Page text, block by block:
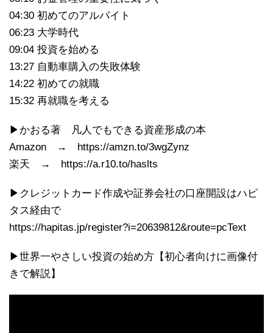
04:30 初めてのアルバイト
06:23 大学時代
09:04 投資を始める
13:27 自動車購入の失敗体験
14:22 初めての就職
15:32 再就職を考える
▶かおる著 凡人でもできる資産形成の本
Amazon → https://amzn.to/3wgZynz
楽天 → https://a.r10.to/haslts
▶クレジットカード作成や証券会社の口座開設はハピ
タス経由で
https://hapitas.jp/register?i=20639812&route=pcText
▶世界一やさしい投資の始め方【初心者向けに画像付
きで解説】